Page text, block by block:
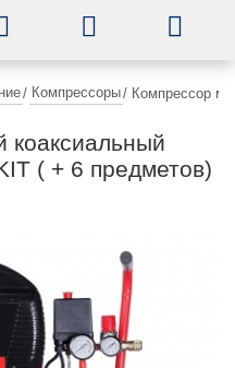
/ Компрессоры/ Компрессор
коаксиальный
( + 6 предметов)